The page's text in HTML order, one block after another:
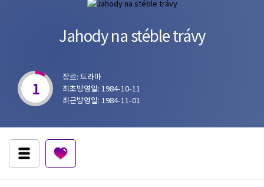
Jahody na stéble trávy
1
장르: 드라마
최초방영일: 1984-10-11
최근방영일: 1984-11-01